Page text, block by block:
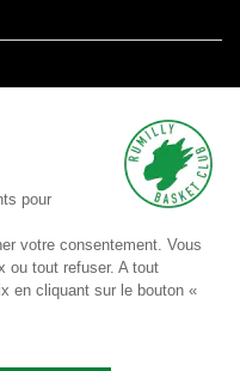
- Mentions Légales-
Cookies
pour
votre consentement. Vous
ou tout refuser. A tout
en cliquant sur le bouton «